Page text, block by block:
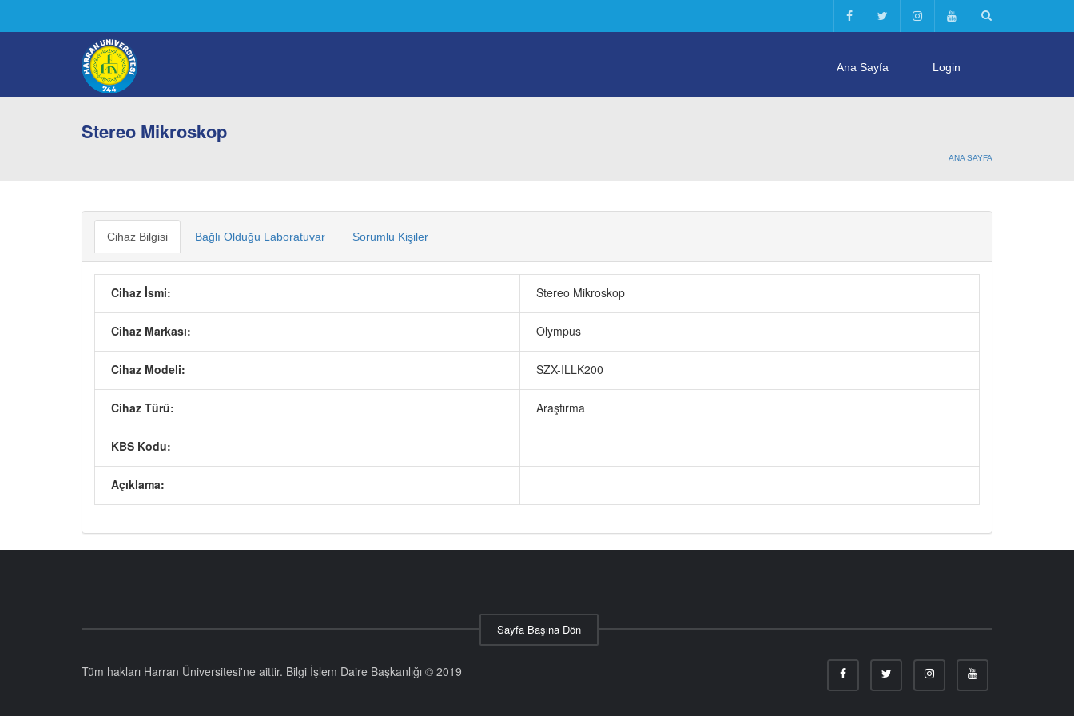
Ana Sayfa Login
Stereo Mikroskop
ANA SAYFA
Cihaz Bilgisi Bağlı Olduğu Laboratuvar Sorumlu Kişiler
Cihaz İsmi: Stereo Mikroskop
Cihaz Markası: Olympus
Cihaz Modeli: SZX-ILLK200
Cihaz Türü: Araştırma
KBS Kodu:
Açıklama:
Sayfa Başına Dön
Tüm hakları Harran Üniversitesi'ne aittir. Bilgi İşlem Daire Başkanlığı © 2019